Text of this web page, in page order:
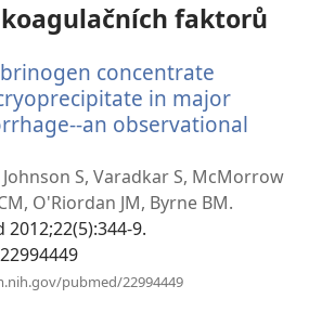
faktorů
concentrate
in major
an observational
S, Varadkar S, McMorrow
O'Riordan JM, Byrne BM.
9.
pubmed/22994449